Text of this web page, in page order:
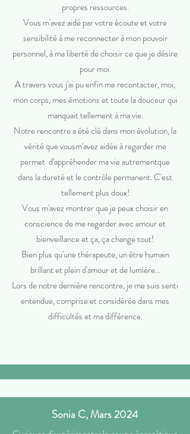
propres ressources.
Vous m'avez aidé par votre écoute et votre
sensibilité à me reconnecter à mon pouvoir
personnel, à ma liberté de choisir ce que je désire
pour moi.
A travers vous j'ai pu enfin me recontacter, moi,
mon corps, mes émotions et toute la douceur qui
manquait tellement à ma vie.
Notre rencontre a été clé dans mon évolution, la
vérité que vousm'avez aidée à regarder me
permet d'appréhender ma vie autrementque
dans la dureté et le contrôle permanent. C'est
tellement plus doux!
Vous m'avez montrer que je peux choisir en
conscience de me regarder avec amour et
bienveillance et ça, ça change tout!
Bien plus qu'une thérapeute, un être humain
brillant et plein d'amour et de lumière...
Lors de notre dernière rencontre, je me suis senti
entendue, comprise et considérée dans mes
difficultés et ma différence.
Sonia C, Mars 2024